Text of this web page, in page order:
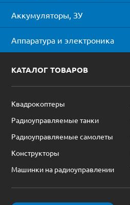
Аккумуляторы, ЗУ
Аппаратура и электроника
КАТАЛОГ ТОВАРОВ
Квадрокоптеры
Радиоуправляемые танки
Радиоуправляемые самолеты
Конструкторы
Машинки на радиоуправлении